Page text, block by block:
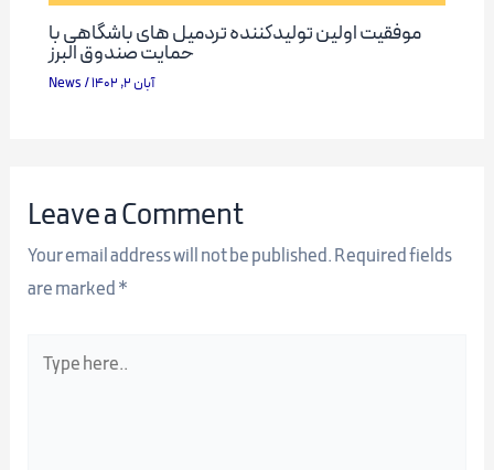
موفقیت اولین تولیدکننده تردمیل های باشگاهی با
حمایت صندوق البرز
News / آبان 2, 1402
Leave a Comment
Your email address will not be published.Required fields
are marked*
here..